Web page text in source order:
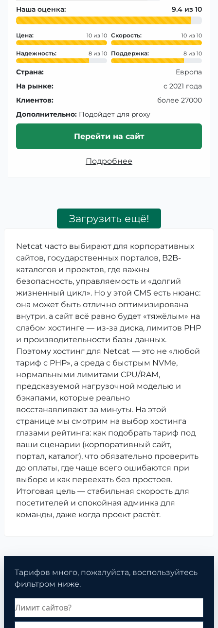
Netcat часто выбирают для корпоративных
сайтов, государственных порталов, B2B-
каталогов и проектов, где важны
безопасность, управляемость и «долгий
жизненный цикл». Но у этой CMS есть нюанс:
она может быть отлично оптимизирована
внутри, а сайт всё равно будет «тяжёлым» на
слабом хостинге — из-за диска, лимитов PHP
и производительности базы данных.
Поэтому хостинг для Netcat — это не «любой
тариф с PHP», а среда с быстрым NVMe,
нормальными лимитами CPU/RAM,
предсказуемой нагрузочной моделью и
бэкапами, которые реально
восстанавливают за минуты. На этой
странице мы смотрим на выбор хостинга
глазами рейтинга: как подобрать тариф под
ваши сценарии (корпоративный сайт,
портал, каталог), что обязательно проверить
до оплаты, где чаще всего ошибаются при
выборе и как переехать без простоев.
Итоговая цель — стабильная скорость для
посетителей и спокойная админка для
команды, даже когда проект растёт.
Наша оценка: 9.4
Цена: 10 Скорость: 10
Надежность: 8 Поддержка: 8
Страна:
Европа
На рынке:
с 2021 года
Клиентов:
более 27000
Дополнительно: Подойдет для proxy
Перейти на сайт
Подробнее
Загрузить ещё!
Тарифов много, пожалуйста, воспользуйтесь
фильтром ниже.